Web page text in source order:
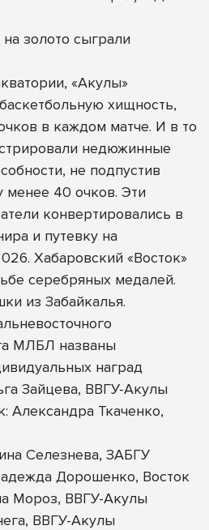
золото сыграли
«Акулы»
хищность,
в каждом матче. И в то
недюжинные
не подпустив
менее 40 очков. Эти
конвертировались в
и путевку на
Хабаровский «Восток»
серебряных медалей.
из Забайкалья.
МЛБЛ названы
наград
Зайцева, ВВГУ-Акулы
Александра Ткаченко,
Селезнева, ЗАБГУ
Дорошенко, Восток
Мороз, ВВГУ-Акулы
ВВГУ-Акулы